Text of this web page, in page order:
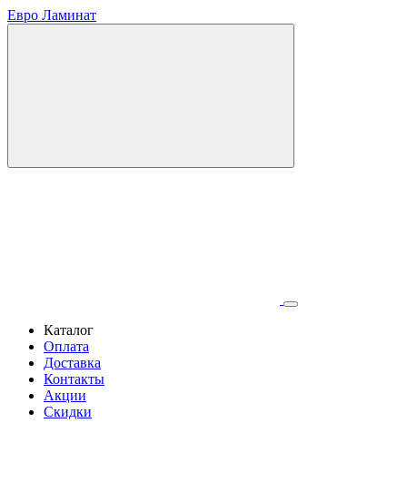
Евро Ламинат
Каталог
Оплата
Доставка
Контакты
Акции
Скидки